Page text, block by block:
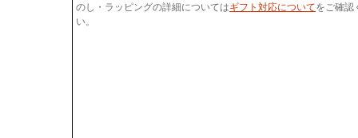
のし・ラッピングの詳細についてはギフト対応についてをご確認
い。